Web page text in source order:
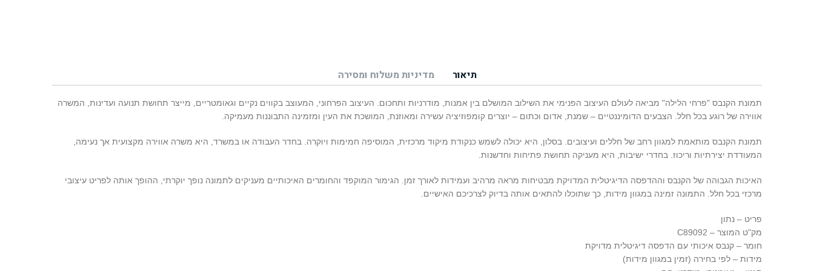
תיאור מדיניות משלוח ומסירה
תמונת הקנבס "פרחי הלילה" מביאה לעולם העיצוב הפנימי את השילוב המושלם בין אמנות, מודרניות ותחכום. העיצוב הפרחוני, המעוצב בקווים נקיים וגאומטריים, מייצר תחושת תנועה ועדינות, המשרה
אווירה של רוגע בכל חלל. הצבעים הדומיננטיים – שמנת, אדום וכתום – יוצרים קומפוזיציה עשירה ומאוזנת, המושכת את העין ומזמינה התבוננות מעמיקה.
תמונת הקנבס מותאמת למגוון רחב של חללים ועיצובים. בסלון, היא יכולה לשמש כנקודת מיקוד מרכזית, המוסיפה חמימות ויוקרה. בחדר העבודה או במשרד, היא משרה אווירה מקצועית אך נעימה,
המעודדת יצירתיות וריכוז. בחדרי ישיבות, היא מעניקה תחושת פתיחות וחדשנות.
האיכות הגבוהה של הקנבס וההדפסה הדיגיטלית המדויקת מבטיחות מראה מרהיב ועמידות לאורך זמן. הגימור המוקפד והחומרים האיכותיים מעניקים לתמונה נופך יוקרתי, ההופך אותה לפריט עיצובי
מרכזי בכל חלל. התמונה זמינה במגוון מידות, כך שתוכלו להתאים אותה בדיוק לצרכיכם האישיים.
פריט – נתון
מק"ט המוצר – C89092
חומר – קנבס איכותי עם הדפסה דיגיטלית מדויקת
מידות – לפי בחירה (זמין במגוון מידות)